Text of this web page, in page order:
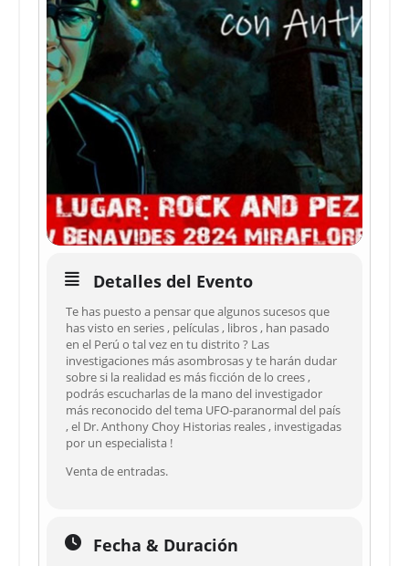
Detalles del Evento
Te has puesto a pensar que algunos sucesos que
has visto en series , películas , libros , han pasado
en el Perú o tal vez en tu distrito ? Las
investigaciones más asombrosas y te harán dudar
sobre si la realidad es más ficción de lo crees ,
podrás escucharlas de la mano del investigador
más reconocido del tema UFO-paranormal del país
, el Dr. Anthony Choy Historias reales , investigadas
por un especialista !
Venta de entradas.
Fecha & Duración